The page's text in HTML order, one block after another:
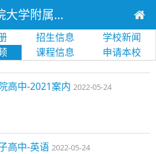
工学院大学附属高等学校
招生信息
学校新闻
课程信息 申请本校
高中-2021案内 2022-05-24
高中-英语 2022-05-24